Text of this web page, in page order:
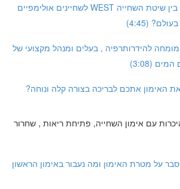
מה ההבדל בין שיטת השחייה WEST לשחיינים אולימפיים
(4:45)
להידרותרפיה , בעלים ומנהל מקצועי של
(3:08)
האימון אתכם לבריכה בצורה קלה ונוחה?
מספר 1 , היכרות עם אימון השחייה, פתיחת ריאות , שחרור
1 - הסבר על מטרת האימון ומה נעבור באימון הראשון